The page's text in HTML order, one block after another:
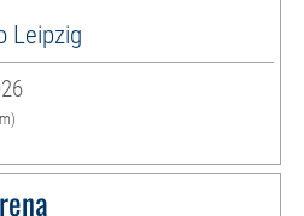
Leipzig